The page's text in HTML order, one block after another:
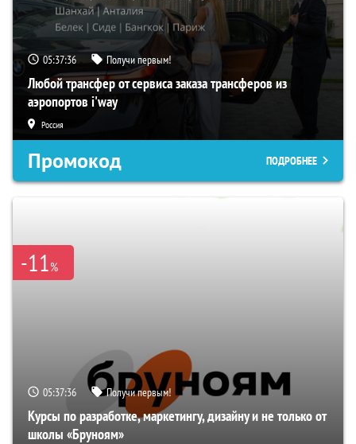
05:37:36 Получи первым!
Любой трансфер от сервиса заказа трансферов из
аэропортов i'way
Россия
Промокод ПОДРОБНЕЕ
-11%
05:37:36 Получи первым!
Курсы по разработке, маркетингу, дизайну и не только от
школы «Бруноям»